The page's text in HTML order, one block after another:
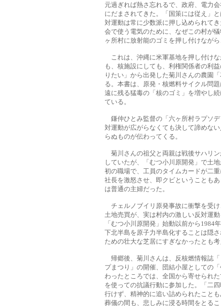
元過ぎれば熱さ忘れるで、政府、電力
にだまされてきた。「国策には従え」
対運動は常に少数派に押し込められて
会で使う電気のために、なぜこの村が
ヶ所村に放射能のゴミを押し付けなが
これは、沖縄に米軍基地を押し付け
も、核施設にしても、利権関係者の利
りたい」から出発した菊川さんの農園
る。本書は、原発・核燃料サイクル問
遠に残る猛毒の「核のゴミ」を増やし
ている。
鎌仲ひとみ監督の「六ヶ所村ラプソ
対運動が広がらなくても決して諦めな
らぬものが伝わってくる。
菊川さんの祖父と両親は戦後サハリ
していたが、「むつ小川原開発」で土
初の職場で、工員のタイムカードが二
社長を激怒させ、即クビということも
は普通の主婦だった。
チェルノブイリ原発事故に衝撃を受
土地売買が、実は村内の激しい反対運
「むつ小川原開発」始動以前から1984
下北半島を原子力半島化することは隠
ための壮大な芝居にすぎなかったとも
帰郷後、菊川さんは、反核燃情報誌
プまつり」の開催、団結小屋としての
わったところでは、全国から寄せられ
を使っての抗議行動に参加した。「二
行けず、精神的に追い詰められたこと
葬儀の間も、悲しみに浸る時間をとる